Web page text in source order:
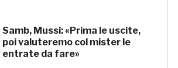
Samb, Mussi: «Prima le uscite,
poi valuteremo col mister le
entrate da fare»